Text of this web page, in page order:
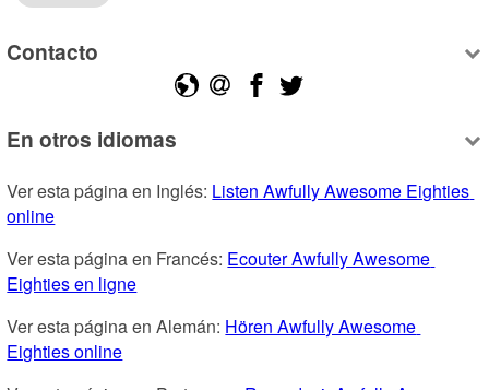
Contacto
En otros idiomas
Ver esta página en Inglés: Listen Awfully Awesome Eighties
online
Ver esta página en Francés: Ecouter Awfully Awesome
Eighties en ligne
Ver esta página en Alemán: Hören Awfully Awesome
Eighties online